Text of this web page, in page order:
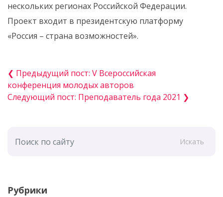
нескольких регионах Российской Федерации.
Проект входит в президентскую платформу
«Россия – страна возможностей».
❮ Предыдущий пост: V Всероссийская
конференция молодых авторов
Следующий пост: Преподаватель года 2021 ❯
Искать
Рубрики